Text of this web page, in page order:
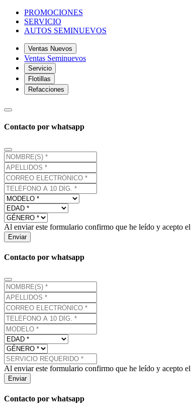
PROMOCIONES
SERVICIO
AUTOS SEMINUEVOS
Ventas Nuevos
Ventas Seminuevos
Servicio
Flotillas
Refacciones
Contacto por whatsapp
Al enviar este formulario confirmo que he leído y acepto el
Enviar
Contacto por whatsapp
Al enviar este formulario confirmo que he leído y acepto el
Enviar
Contacto por whatsapp